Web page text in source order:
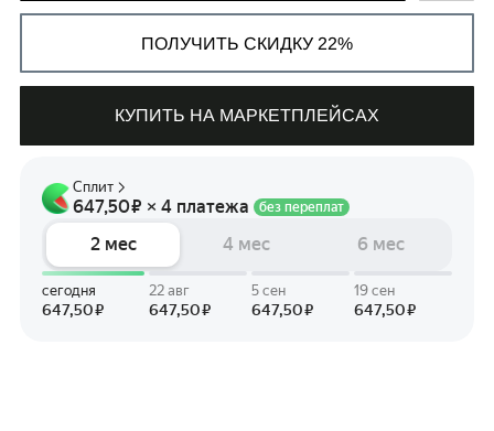
ПОЛУЧИТЬ СКИДКУ 22%
КУПИТЬ НА МАРКЕТПЛЕЙСАХ
СВЯЗАТЬСЯ С НАМИ
+7 495 011-28-05
Телеграм
Whats App